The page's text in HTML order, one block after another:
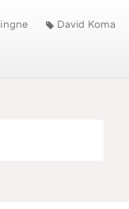
David Koma